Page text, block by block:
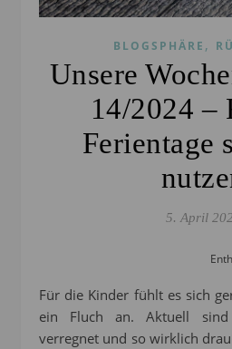
BLOGSPHÄRE ,
Unsere
14/2024 –
Ferientage
5. April
Für die Kinder fühlt es sich
ein Fluch an. Aktuell
verregnet und so wirklich